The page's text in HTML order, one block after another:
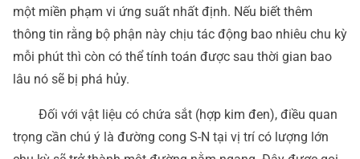
một miền phạm vi ứng suất nhất định. Nếu biết thêm
thông tin rằng bộ phận này chịu tác động bao nhiêu chu kỳ
mỗi phút thì còn có thể tính toán được sau thời gian bao
lâu nó sẽ bị phá hủy.
Đối với vật liệu có chứa sắt (hợp kim đen), điều quan
trọng cần chú ý là đường cong S-N tại vị trí có lượng lớn